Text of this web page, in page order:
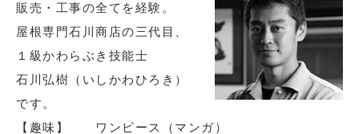
販売・工事の全てを経験。
屋根専門石川商店の三代目、
１級かわらぶき技能士
石川弘樹（いしかわひろき）
です。
【趣味】 ワンピース（マンガ）